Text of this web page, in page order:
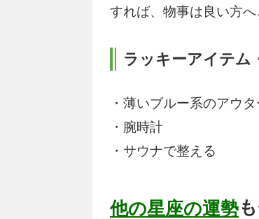
すれば、物事は良い方へ
ラッキーアイテム
・薄いブルー系のアウタ
・腕時計
・サウナで整える
他の星座の運勢